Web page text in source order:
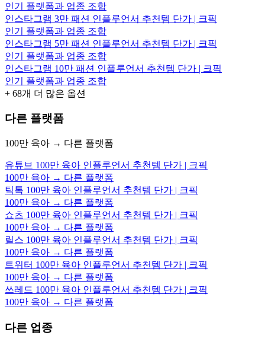
인기 플랫폼과 업종 조합
인스타그램 3만 패션 인플루언서 추천템 단가 | 크픽
인기 플랫폼과 업종 조합
인스타그램 5만 패션 인플루언서 추천템 단가 | 크픽
인기 플랫폼과 업종 조합
인스타그램 10만 패션 인플루언서 추천템 단가 | 크픽
인기 플랫폼과 업종 조합
+ 68개 더 많은 옵션
다른 플랫폼
100만 육아 → 다른 플랫폼
유튜브 100만 육아 인플루언서 추천템 단가 | 크픽
100만 육아 → 다른 플랫폼
틱톡 100만 육아 인플루언서 추천템 단가 | 크픽
100만 육아 → 다른 플랫폼
쇼츠 100만 육아 인플루언서 추천템 단가 | 크픽
100만 육아 → 다른 플랫폼
릴스 100만 육아 인플루언서 추천템 단가 | 크픽
100만 육아 → 다른 플랫폼
트위터 100만 육아 인플루언서 추천템 단가 | 크픽
100만 육아 → 다른 플랫폼
쓰레드 100만 육아 인플루언서 추천템 단가 | 크픽
100만 육아 → 다른 플랫폼
다른 업종